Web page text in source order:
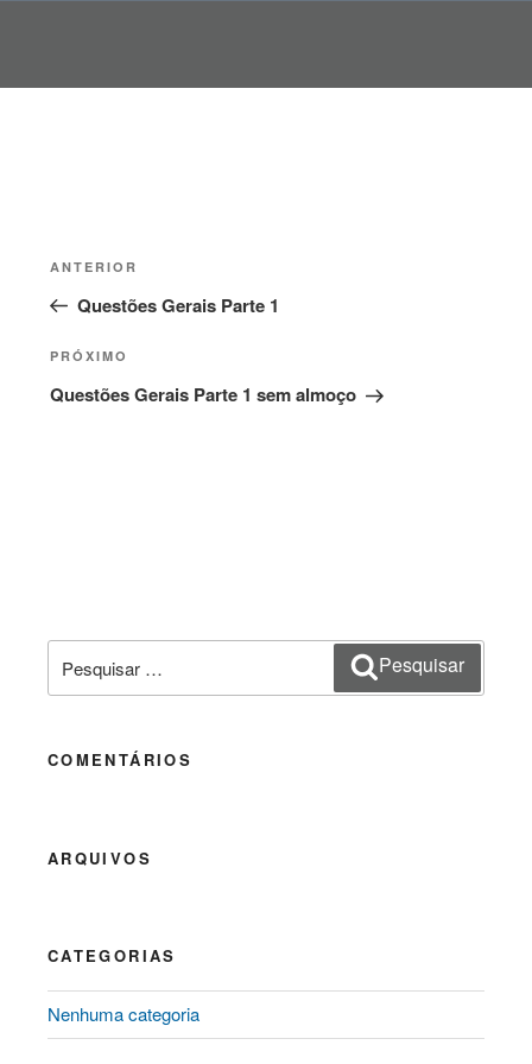
Navegação
Post
Post
anterior
ANTERIOR
Questões Gerais Parte 1
Próximo
post
PRÓXIMO
Questões Gerais Parte 1 sem almoço
por:
Pesquisar
COMENTÁRIOS
ARQUIVOS
CATEGORIAS
Nenhuma categoria